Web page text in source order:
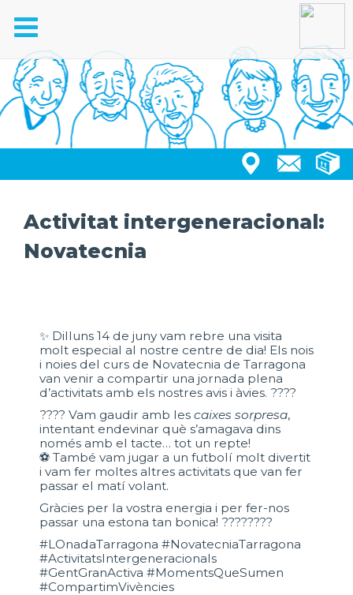
Toggle
navigation
Activitat intergeneracional:
Novatecnia
✨ Dilluns 14 de juny vam rebre una visita
molt especial al nostre centre de dia! Els nois
i noies del curs de Novatecnia de Tarragona
van venir a compartir una jornada plena
d’activitats amb els nostres avis i àvies. ????
???? Vam gaudir amb les caixes sorpresa,
intentant endevinar què s’amagava dins
només amb el tacte… tot un repte!
⚽ També vam jugar a un futbolí molt divertit
i vam fer moltes altres activitats que van fer
passar el matí volant.
Gràcies per la vostra energia i per fer-nos
passar una estona tan bonica! ????????
#LOnadaTarragona #NovatecniaTarragona
#ActivitatsIntergeneracionals
#GentGranActiva #MomentsQueSumen
#CompartimVivències